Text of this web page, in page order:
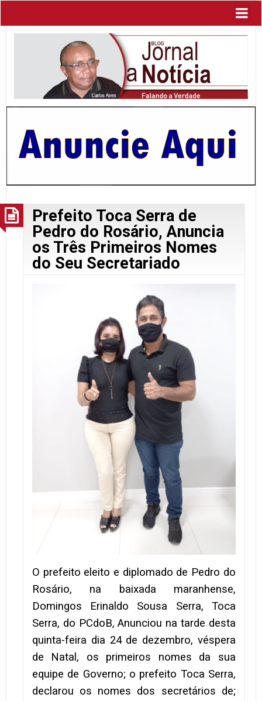
Prefeito Toca Serra de
Pedro do Rosário, Anuncia
os Três Primeiros Nomes
do Seu Secretariado
O prefeito eleito e diplomado de Pedro do
Rosário, na baixada maranhense,
Domingos Erinaldo Sousa Serra, Toca
Serra, do PCdoB, Anunciou na tarde desta
quinta-feira dia 24 de dezembro, véspera
de Natal, os primeiros nomes da sua
equipe de Governo; o prefeito Toca Serra,
declarou os nomes dos secretários de;